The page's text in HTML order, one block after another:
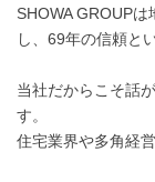
SHOWA GROUP
し、69年の信頼と
当社だからこそ話
す。
住宅業界や多角経